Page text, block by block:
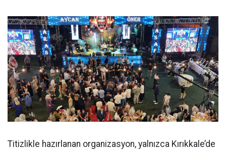
Titizlikle hazırlanan organizasyon, yalnızca Kırıkkale’de